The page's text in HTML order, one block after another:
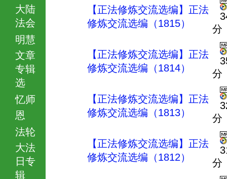
大陆
法会
明慧
文章
专辑
选
忆师
恩
法轮
大法
日专
辑
【正法修炼交流选编】正法
修炼交流选编（1815）
分
【正法修炼交流选编】正法
修炼交流选编（1814）
分
【正法修炼交流选编】正法
修炼交流选编（1813）
分
【正法修炼交流选编】正法
修炼交流选编（1812）
分